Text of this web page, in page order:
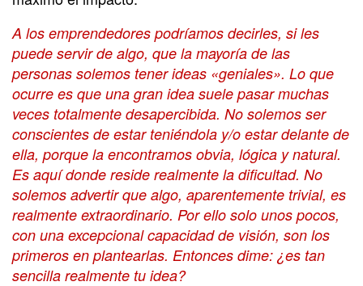
A los emprendedores podríamos decirles, si les
puede servir de algo, que la mayoría de las
personas solemos tener ideas «geniales». Lo que
ocurre es que una gran idea suele pasar muchas
veces totalmente desapercibida. No solemos ser
conscientes de estar teniéndola y/o estar delante de
ella, porque la encontramos obvia, lógica y natural.
Es aquí donde reside realmente la dificultad. No
solemos advertir que algo, aparentemente trivial, es
realmente extraordinario. Por ello solo unos pocos,
con una excepcional capacidad de visión, son los
primeros en plantearlas. Entonces dime: ¿es tan
sencilla realmente tu idea?